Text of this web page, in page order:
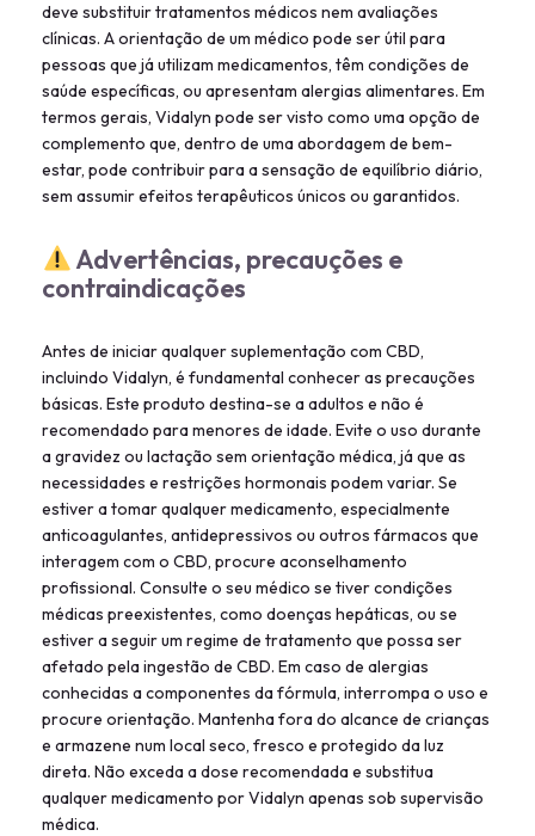
deve substituir tratamentos médicos nem avaliações
clínicas. A orientação de um médico pode ser útil para
pessoas que já utilizam medicamentos, têm condições de
saúde específicas, ou apresentam alergias alimentares. Em
termos gerais, Vidalyn pode ser visto como uma opção de
complemento que, dentro de uma abordagem de bem-
estar, pode contribuir para a sensação de equilíbrio diário,
sem assumir efeitos terapêuticos únicos ou garantidos.
Advertências, precauções e
contraindicações
Antes de iniciar qualquer suplementação com CBD,
incluindo Vidalyn, é fundamental conhecer as precauções
básicas. Este produto destina-se a adultos e não é
recomendado para menores de idade. Evite o uso durante
a gravidez ou lactação sem orientação médica, já que as
necessidades e restrições hormonais podem variar. Se
estiver a tomar qualquer medicamento, especialmente
anticoagulantes, antidepressivos ou outros fármacos que
interagem com o CBD, procure aconselhamento
profissional. Consulte o seu médico se tiver condições
médicas preexistentes, como doenças hepáticas, ou se
estiver a seguir um regime de tratamento que possa ser
afetado pela ingestão de CBD. Em caso de alergias
conhecidas a componentes da fórmula, interrompa o uso e
procure orientação. Mantenha fora do alcance de crianças
e armazene num local seco, fresco e protegido da luz
direta. Não exceda a dose recomendada e substitua
qualquer medicamento por Vidalyn apenas sob supervisão
médica.